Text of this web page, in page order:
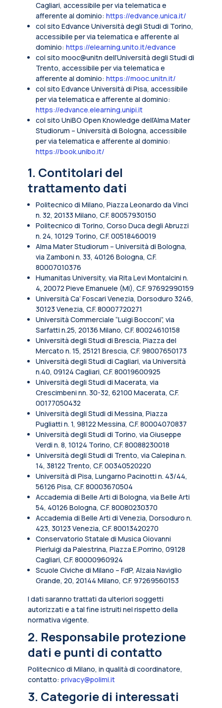
Cagliari, accessibile per via telematica e
afferente al dominio: https://edvance.unica.it/
col sito Edvance Università degli Studi di Torino,
accessibile per via telematica e afferente al
dominio: https://elearning.unito.it/edvance
col sito mooc@unitn dell’Università degli Studi di
Trento, accessibile per via telematica e
afferente al dominio: https://mooc.unitn.it/
col sito Edvance Università di Pisa, accessibile
per via telematica e afferente al dominio:
https://edvance.elearning.unipi.it
col sito UniBO Open Knowledge dell’Alma Mater
Studiorum – Università di Bologna, accessibile
per via telematica e afferente al dominio:
https://book.unibo.it/
1. Contitolari del
trattamento dati
Politecnico di Milano, Piazza Leonardo da Vinci
n. 32, 20133 Milano, C.F. 80057930150
Politecnico di Torino, Corso Duca degli Abruzzi
n. 24, 10129 Torino, C.F. 00518460019
Alma Mater Studiorum – Università di Bologna,
via Zamboni n. 33, 40126 Bologna, C.F.
80007010376
Humanitas University, via Rita Levi Montalcini n.
4, 20072 Pieve Emanuele (MI), C.F. 97692990159
Università Ca’ Foscari Venezia, Dorsoduro 3246,
30123 Venezia, C.F. 80007720271
Università Commerciale “Luigi Bocconi”, via
Sarfatti n.25, 20136 Milano, C.F. 80024610158
Università degli Studi di Brescia, Piazza del
Mercato n. 15, 25121 Brescia, C.F. 98007650173
Università degli Studi di Cagliari, via Università
n.40, 09124 Cagliari, C.F. 80019600925
Università degli Studi di Macerata, via
Crescimbeni nn. 30-32, 62100 Macerata, C.F.
00177050432
Università degli Studi di Messina, Piazza
Pugliatti n. 1, 98122 Messina, C.F. 80004070837
Università degli Studi di Torino, via Giuseppe
Verdi n. 8, 10124 Torino, C.F. 80088230018
Università degli Studi di Trento, via Calepina n.
14, 38122 Trento, C.F. 00340520220
Università di Pisa, Lungarno Pacinotti n. 43/44,
56126 Pisa, C.F. 80003670504
Accademia di Belle Arti di Bologna, via Belle Arti
54, 40126 Bologna, C.F. 80080230370
Accademia di Belle Arti di Venezia, Dorsoduro n.
423, 30123 Venezia, C.F. 80013420270
Conservatorio Statale di Musica Giovanni
Pierluigi da Palestrina, Piazza E.Porrino, 09128
Cagliari, C.F. 80000960924
Scuole Civiche di Milano – FdP, Alzaia Naviglio
Grande, 20, 20144 Milano, C.F. 97269560153
I dati saranno trattati da ulteriori soggetti
autorizzati e a tal fine istruiti nel rispetto della
normativa vigente.
2. Responsabile protezione
dati e punti di contatto
Politecnico di Milano, in qualità di coordinatore,
contatto: privacy@polimi.it
3. Categorie di interessati